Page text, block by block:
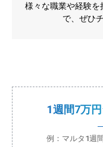
様々な職業や経験
で、ぜひ
1週間7万
例：マルタ1週